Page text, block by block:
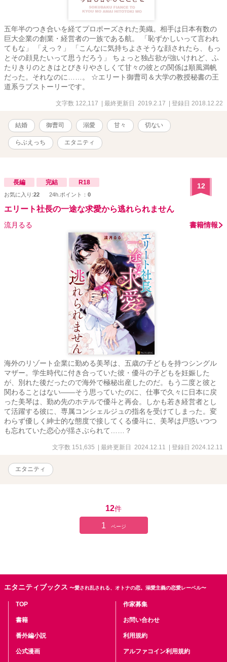
五年半のつき合いを経てプロポーズされた美織。相手は日本有数の
巨大企業の創業・経営者の一族である航。 「恥ずかしいって言われ
てもな」 「えっ？」 「こんなに気持ちよさそうな顔されたら、もっ
とその顔見たいって思うだろう」 ちょっと独占欲が強いけれど、ふ
たりきりのときはとびきりやさしくて甘々の彼との関係は順風満帆
だった。それなのに……。 ☆エリート御曹司＆大学の教授秘書の王
道系ラブストーリーです。
文字数 122,117 | 最終更新日 2019.2.17 | 登録日 2018.12.22
結婚 御曹司 溺愛 甘々 切ない
らぶえっち エタニティ
長編 完結 R18
お気に入り:22 24h.ポイント： 0
12
エリート社長の一途な求愛から逃れられません
流月るる 書籍情報
海外のリゾート企業に勤める美琴は、五歳の子どもを持つシングル
マザー。学生時代に付き合っていた彼・優斗の子どもを妊娠した
が、別れた後だったので海外で極秘出産したのだ。もう二度と彼と
関わることはない――そう思っていたのに、仕事で久々に日本に戻
った美琴は、勤め先のホテルで優斗と再会。しかも若き経営者とし
て活躍する彼に、専属コンシェルジュの指名を受けてしまった。変
わらず優しく紳士的な態度で接してくる優斗に、美琴は戸惑いつつ
も忘れていた恋心が揺さぶられて……？
文字数 151,635 | 最終更新日 2024.12.11 | 登録日 2024.12.11
エタニティ
12件
1 ページ
エタニティブックス 〜愛され乱される、オトナの恋。溺愛主義の恋愛レーベル〜
TOP
書籍
番外編小説
公式漫画
作家募集
お問い合わせ
利用規約
アルファコイン利用規約